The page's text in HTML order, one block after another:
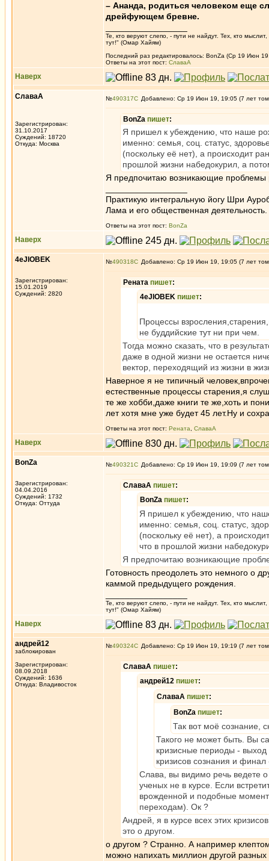
– Ананда, родиться человеком еще
дрейфующем бревне.
Те, кто веруют слепо, - пути не найдут. Тех, кто
тут!" (Омар Хайям)
Последний раз редактировалось: BonZa (Ср 19 Июн
Ответы на этот пост: СлаваА
Наверх
СлаваА
Зарегистрирован:
31.10.2017
Суждений: 18720
Откуда: Москва
№490317 Добавлено: Ср 19 Июн 19, 19:05 (7 лет
BonZa пишет:
Я пришел к убеждению, что наше
именно: семья, соц. статус,
(поскольку её нет), а происходит
прошлой жизни набедокурил, а
Я предпочитаю возникающие проблемы
Практикую интегральную йогу Шри
Лама и его общественная деятельность.
Ответы на этот пост: BonZa
Наверх
4eJIOBEK
Зарегистрирован:
15.01.2019
Суждений: 2820
№490318 Добавлено: Ср 19 Июн 19, 19:05 (7 лет
Рената пишет:
4eJIOBEK пишет:
Процессы
не буддийские тут ни при чем.
Тогда можно сказать, что в
даже в одной жизни не остается
вектор, переходящий из жизни в
Наверное я не типичный
естественные процессы старения,я
те же хобби,даже книги те же,хоть и
лет хотя мне уже будет 45 лет.Ну и
Ответы на этот пост: Рената СлаваА
Наверх
BonZa
Зарегистрирован:
04.04.2016
Суждений: 1732
Откуда: Oттyдa
№490321 Добавлено: Ср 19 Июн 19, 19:09 (7 лет
СлаваА пишет:
BonZa пишет:
Я пришел к убеждению, что
именно: семья, соц. статус,
(поскольку её нет), а
что в прошлой жизни
Я предпочитаю возникающие
Готовность преодолеть это немного о
каммой предыдущего рождения.
Те, кто веруют слепо, - пути не найдут. Тех, кто
тут!" (Омар Хайям)
Наверх
андрей12
заблокирован
Зарегистрирован:
08.09.2018
Суждений: 1636
Откуда: Владивосток
№490324 Добавлено: Ср 19 Июн 19, 19:19 (7 лет
СлаваА пишет:
андрей12 пишет:
СлаваА пишет:
BonZa пишет:
Так вот моё сознание,
Такого не может быть. Вы
кризисные периоды - выход
кризисов сознания и финал
Слава, вы видимо речь ведете о
ученых не в курсе. Если
врожденной и подобные
переходам). Ок ?
Андрей, я в курсе всех этих
это о другом.
о другом ? Странно. А например
можно напихать миллион другой разных